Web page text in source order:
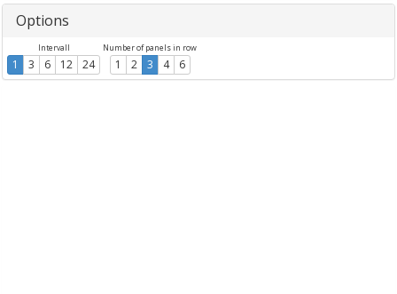
Options
Intervall
1 3 6 12 24
Number of panels in row
1 2 3 4 6